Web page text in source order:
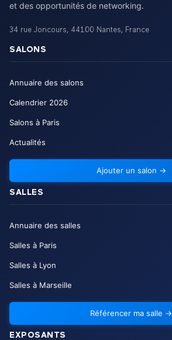
et des opportunités de networking.
34 rue Joncours, 44100 Nantes, France
SALONS
Annuaire des salons
Calendrier 2026
Salons à Paris
Actualités
Ajouter un salon →
SALLES
Annuaire des salles
Salles à Paris
Salles à Lyon
Salles à Marseille
Référencer ma salle →
EXPOSANTS